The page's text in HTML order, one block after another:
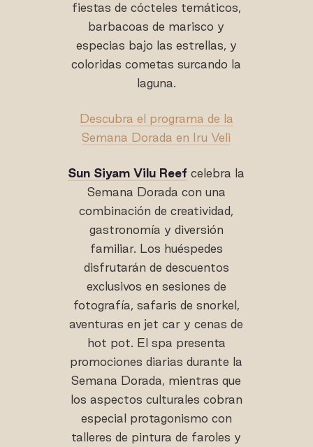
fiestas de cócteles temáticos,
barbacoas de marisco y
especias bajo las estrellas, y
coloridas cometas surcando la
laguna.
Descubra el programa de la
Semana Dorada en Iru Veli
Sun Siyam Vilu Reef celebra la
Semana Dorada con una
combinación de creatividad,
gastronomía y diversión
familiar. Los huéspedes
disfrutarán de descuentos
exclusivos en sesiones de
fotografía, safaris de snorkel,
aventuras en jet car y cenas de
hot pot. El spa presenta
promociones diarias durante la
Semana Dorada, mientras que
los aspectos culturales cobran
especial protagonismo con
talleres de pintura de faroles y